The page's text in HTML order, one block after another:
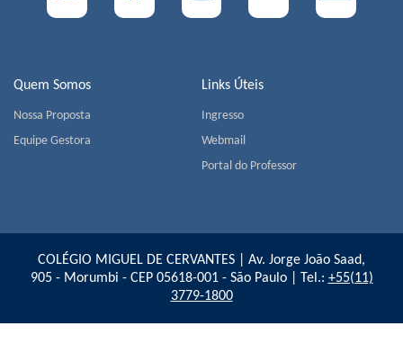
Quem Somos
Nossa Proposta
Equipe Gestora
Links Úteis
Ingresso
Webmail
Portal do Professor
COLÉGIO MIGUEL DE CERVANTES | Av. Jorge João Saad,
905 - Morumbi - CEP 05618-001 - São Paulo | Tel.: +55(11)
3779-1800